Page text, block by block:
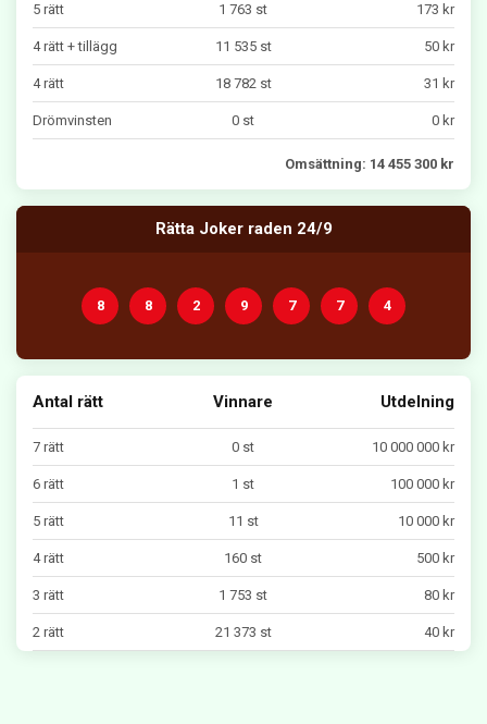
5 rätt 1 763 st 173 kr
4 rätt + tillägg 11 535 st 50 kr
4 rätt 18 782 st 31 kr
Drömvinsten 0 st 0 kr
Omsättning: 14 455 300 kr
Rätta Joker raden 24/9
8 8 2 9 7 7 4
Antal rätt Vinnare Utdelning
7 rätt 0 st 10 000 000 kr
6 rätt 1 st 100 000 kr
5 rätt 11 st 10 000 kr
4 rätt 160 st 500 kr
3 rätt 1 753 st 80 kr
2 rätt 21 373 st 40 kr